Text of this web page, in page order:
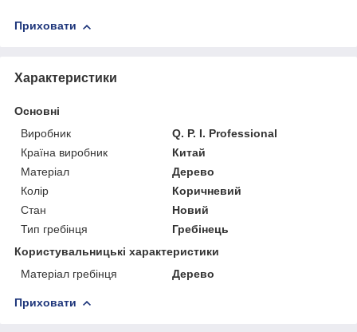
Приховати
Характеристики
Основні
Виробник
Q. P. I. Professional
Країна виробник
Китай
Матеріал
Дерево
Колір
Коричневий
Стан
Новий
Тип гребінця
Гребінець
Користувальницькі характеристики
Матеріал гребінця
Дерево
Приховати